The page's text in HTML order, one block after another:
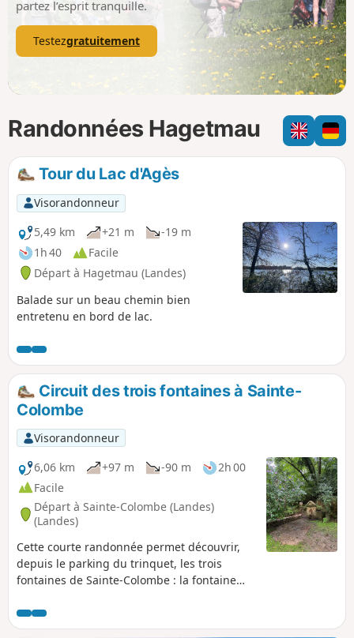
partez l’esprit tranquille.
Testezgratuitement
Randonnées Hagetmau
Tour du Lac d'Agès
Visorandonneur
5,49 km
+21 m
-19 m
1h 40
Facile
Départ à Hagetmau (Landes)
Balade sur un beau chemin bien
entretenu en bord de lac.
Circuit des trois fontaines à Sainte-
Colombe
Visorandonneur
6,06 km
+97 m -90 m
2h 00
Facile
Départ à Sainte-Colombe (Landes)
(Landes)
Cette courte randonnée permet découvrir,
depuis le parking du trinquet, les trois
fontaines de Sainte-Colombe : la fontaine
de la Hounrède. Attention : circuit fermé du
1er octobre au 30 novembre (chasse).